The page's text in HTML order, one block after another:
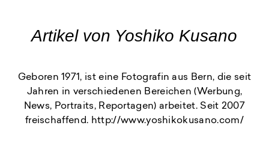
Artikel von Yoshiko Kusano
Geboren 1971, ist eine Fotografin aus Bern, die seit
Jahren in verschiedenen Bereichen (Werbung,
News, Portraits, Reportagen) arbeitet. Seit 2007
freischaffend. http://www.yoshikokusano.com/